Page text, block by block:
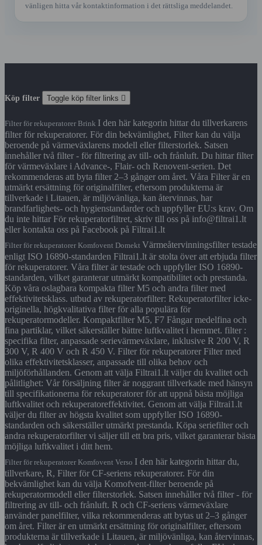
vänligen hitta vår kontaktinformation i det rättsliga meddelandet.
Köp filter Toggle köp filter links 
Filter för rekuperatorer Brink I den här kategorin hittar du tillverkarens
filter för rekuperatorer. För din bekvämlighet, Filter kan du välja
beroende på värmeväxlarens modell eller filterstorlek. Satsen
innehåller två filter - för filtrering av till- och frånluft. Du hittar filter
för värmeväxlare i Advance-, Flair- och Renovent-serien. Det
rekommenderas att byta filter 2–3 gånger om året. Våra Filter är en
utmärkt ersättning för originalfilter, eftersom produkterna är
tillverkade i Litauen, är miljövänliga, kan återvinnas, har
brandfarlighets- och hygienstandarder och uppfyller EU:s krav. Om
du inte hittar För rekuperatorfiltret, skriv till oss på info@filtrai1.lt
eller kontakta oss på Facebook på Filtrai1.lt
Filter för rekuperatorer Komfovent Domekt Värmeåtervinningsfilter testade
enligt ISO 16890-standarden Filtrai1.lt är stolta över att erbjuda filter
för rekuperatorer. Våra filter är testade och uppfyller ISO 16890-
standarden, vilket garanterar utmärkt kompatibilitet och prestanda.
Köp våra oslagbara kompakta filter M5 och andra filter med
effektivitetsklass. utbud av rekuperatorfilter: Rekuperatorfilter icke-
originella, högkvalitativa filter för alla populära för
rekuperatormodeller. Kompaktfilter M5, F7 Fångar medelfina och
fina partiklar, vilket säkerställer bättre luftkvalitet i hemmet. filter :
specifika filter, anpassade serievärmeväxlare, inklusive R 200 V, R
300 V, R 400 V och R 450 V. Filter för rekuperatorer Filter med
olika effektivitetsklasser, anpassade till olika behov och
miljöförhållanden. Genom att välja Filtrai1.lt väljer du kvalitet och
pålitlighet: Vår försäljning filter är noggrant tillverkade med hänsyn
till specifikationerna för rekuperatorer för att uppnå bästa möjliga
luftkvalitet och rekuperatoreffektivitet. Genom att välja Filtrai1.lt
väljer du filter av högsta kvalitet som uppfyller ISO 16890-
standarden och säkerställer utmärkt prestanda. Köpa seriefilter och
andra rekuperatorfilter vi säljer till ett bra pris, vilket garanterar bästa
möjliga luftkvalitet i ditt hem.
Filter för rekuperatorer Komfovent Verso I den här kategorin hittar du,
tillverkare, R, Filter för CF-seriens rekuperatorer. För din
bekvämlighet kan du välja Komofvent-filter beroende på
rekuperatormodell eller filterstorlek. Satsen innehåller två filter - för
filtrering av till- och frånluft. R och CF-seriens värmeväxlare
använder panelfilter, vilka rekommenderas att bytas ut 2–3 gånger
om året. Filter är en utmärkt ersättning för originalfilter, eftersom
produkterna är tillverkade i Litauen, är miljövänliga, kan återvinnas,